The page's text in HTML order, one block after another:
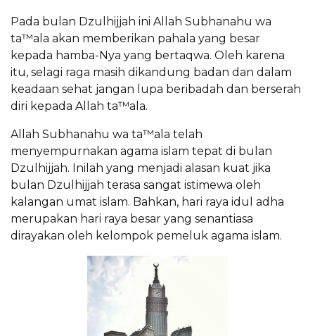
Pada bulan Dzulhijjah ini Allah Subhanahu wa
ta™ala akan memberikan pahala yang besar
kepada hamba-Nya yang bertaqwa. Oleh karena
itu, selagi raga masih dikandung badan dan dalam
keadaan sehat jangan lupa beribadah dan berserah
diri kepada Allah ta™ala.
Allah Subhanahu wa ta™ala telah
menyempurnakan agama islam tepat di bulan
Dzulhijjah. Inilah yang menjadi alasan kuat jika
bulan Dzulhijjah terasa sangat istimewa oleh
kalangan umat islam. Bahkan, hari raya idul adha
merupakan hari raya besar yang senantiasa
dirayakan oleh kelompok pemeluk agama islam.